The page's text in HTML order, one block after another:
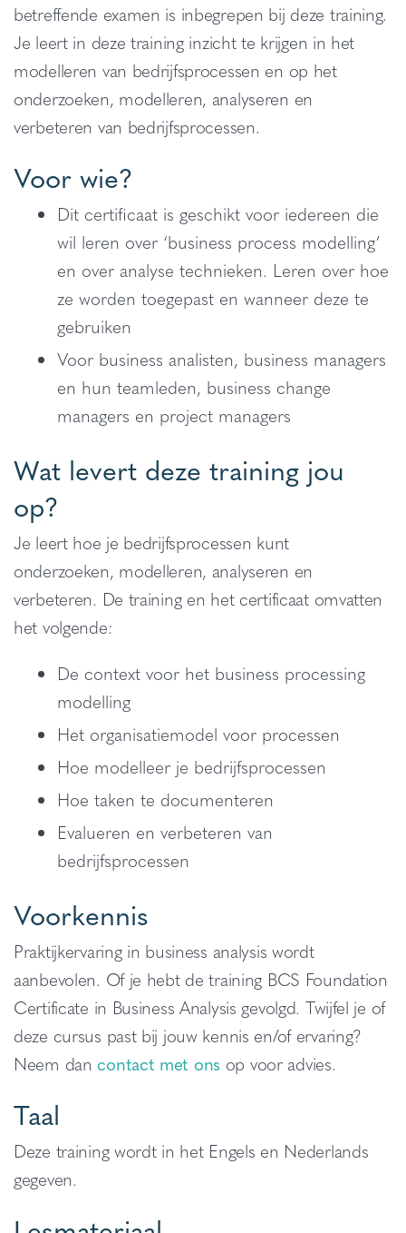
betreffende examen is inbegrepen bij deze training.
Je leert in deze training inzicht te krijgen in het
modelleren van bedrijfsprocessen en op het
onderzoeken, modelleren, analyseren en
verbeteren van bedrijfsprocessen.
Voor wie?
Dit certificaat is geschikt voor iedereen die
wil leren over ‘business process modelling’
en over analyse technieken. Leren over hoe
ze worden toegepast en wanneer deze te
gebruiken
Voor business analisten, business managers
en hun teamleden, business change
managers en project managers
Wat levert deze training jou
op?
Je leert hoe je bedrijfsprocessen kunt
onderzoeken, modelleren, analyseren en
verbeteren. De training en het certificaat omvatten
het volgende:
De context voor het business processing
modelling
Het organisatiemodel voor processen
Hoe modelleer je bedrijfsprocessen
Hoe taken te documenteren
Evalueren en verbeteren van
bedrijfsprocessen
Voorkennis
Praktijkervaring in business analysis wordt
aanbevolen. Of je hebt de training BCS Foundation
Certificate in Business Analysis gevolgd. Twijfel je of
deze cursus past bij jouw kennis en/of ervaring?
Neem dancontact met ons op voor advies.
Taal
Deze training wordt in het Engels en Nederlands
gegeven.